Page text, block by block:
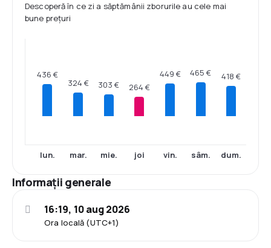
Descoperă în ce zi a săptămânii zborurile au cele mai
bune prețuri
436 €
lun.
324 €
mar.
303 €
mie.
264 €
joi
449 €
vin.
465 €
sâm.
418 €
dum.
Informații generale
Ora locală (UTC+1)
16:19, 10 aug 2026